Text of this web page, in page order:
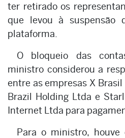
ter retirado os
que levou à suspensão
plataforma.
O bloqueio das
ministro considerou a
entre as empresas X
Brazil Holding Ltda e
Internet Ltda para
Para o ministro, houve